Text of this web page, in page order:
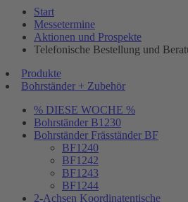
Start
Messetermine
Aktionen und Prospekte
Telefonische Bestellung und
Produkte
Bohrständer + Zubehör
% DIESE WOCHE %
Bohrständer B1230
Bohrständer Fräsständer BF
BF1240
BF1242
BF1243
BF1244
2-Achsen Koordinatentische